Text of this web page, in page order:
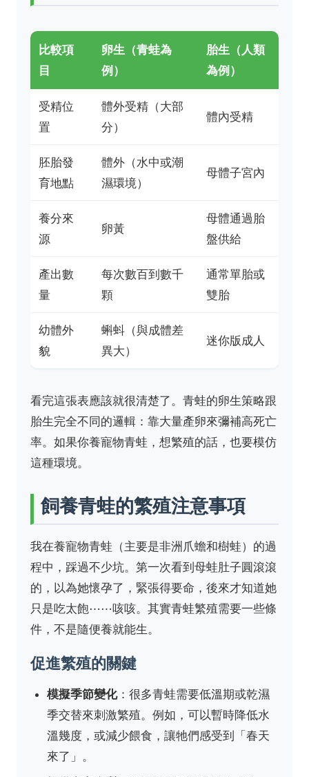
比較項
目
卵生（青蛙為
例）
胎生（人類
為例）
受精位
置
體外受精（大部
分）
體內受精
胚胎發
育地點
體外（水中或潮
濕環境）
母體子宮內
養分來
源
卵黃
母體通過胎
盤供給
產出數
量
每次數百到數千
顆
通常單胎或
雙胎
幼體外
貌
蝌蚪（與成體差
異大）
迷你版成人
看完這張表應該就很清楚了。青蛙的卵生策略跟
胎生完全不同的邏輯：靠大量產卵來彌補高死亡
率。如果你養寵物青蛙，想繁殖的話，也要模仿
這種環境。
飼養青蛙的繁殖注意事項
我在養寵物青蛙（主要是非洲爪蟾和樹蛙）的過
程中，踩過不少坑。第一次看到母蛙肚子圓滾滾
的，以為她懷孕了，緊張得要命，後來才知道她
只是吃太飽⋯⋯咳咳。其實青蛙繁殖需要一些條
件，不是隨便養就能生。
促進繁殖的關鍵
模擬季節變化：很多青蛙需要低溫期或乾濕
季交替來刺激繁殖。例如，可以暫時降低水
溫幾度，或減少餵食，讓牠們感受到「春天
來了」。